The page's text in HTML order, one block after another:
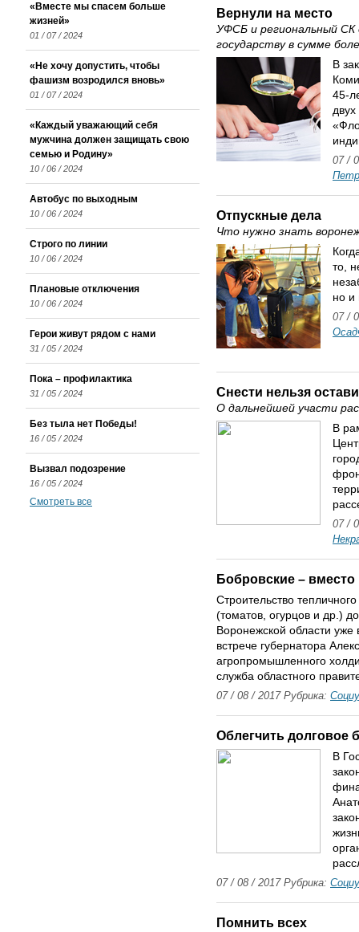
Вернули на место
УФСБ и региональный СК
государству в сумме
В
45-
07 /
Отпускные дела
Что нужно знать
то,
но и
07 /
Снести нельзя
О дальнейшей участи
В
07 /
Бобровские – вместо
Строительство
(томатов, огурцов и др.)
Воронежской области уже
встрече губернатора
агропромышленного
служба областного
07 / 08 / 2017 Рубрика:
Облегчить долговое
В
07 / 08 / 2017 Рубрика:
Помнить всех
«Вместе мы спасем больше
жизней»
01 / 07 / 2024
«Не хочу допустить, чтобы
фашизм возродился вновь»
01 / 07 / 2024
«Каждый уважающий себя
мужчина должен защищать свою
семью и Родину»
10 / 06 / 2024
Автобус по выходным
10 / 06 / 2024
Строго по линии
10 / 06 / 2024
Плановые отключения
10 / 06 / 2024
Герои живут рядом с нами
31 / 05 / 2024
Пока – профилактика
31 / 05 / 2024
Без тыла нет Победы!
16 / 05 / 2024
Вызвал подозрение
16 / 05 / 2024
Смотреть все